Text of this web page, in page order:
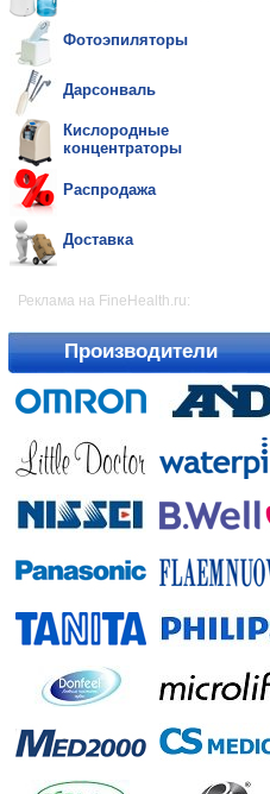
Фотоэпиляторы
Дарсонваль
Кислородные
концентраторы
Распродажа
Доставка
Реклама на FineHealth.ru:
Производители